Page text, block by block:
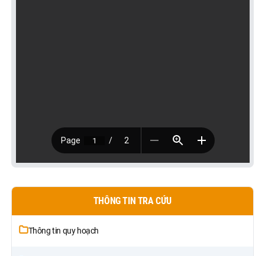
THÔNG TIN TRA CỨU
Thông tin quy hoạch